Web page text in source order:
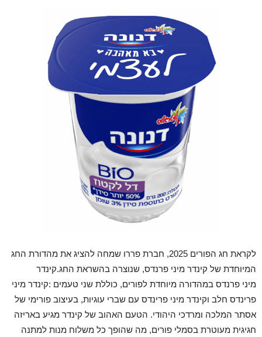
לקראת חג הפורים 2025, חברת פררו שמחה להציג את מהדורת החג
המיוחדת של קינדר מיני פרנדס, שנוצרה בהשראת החג.קינדר
מיני פרנדס במהדורה מיוחדת לפורים, כוללת שני טעמים :קינדר מיני
פרינדס חלב וקינדר מיני פרינדס עם שברי עוגיות, בעיצוב פורימי של
אסתר המלכה ומרדכי היהודי. הטעם האהוב של קינדר מגיע באריזה
חגיגית מעוטרת בסמלי פורים, מה שהופך כל משלוח מנות למתנה